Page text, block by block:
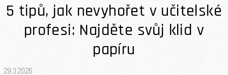
5 tipů, jak nevyhořet v učitelské
profesi: Najděte svůj klid v
papíru
29.3.2026